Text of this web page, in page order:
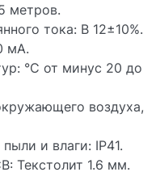
метров.
тока: В 12±10%.
мА.
°С от минус 20 до
воздуха,
и влаги: IP41.
Текстолит 1.6 мм.